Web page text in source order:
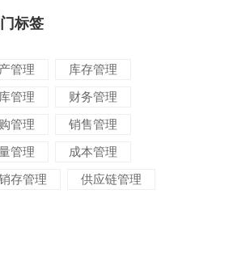
标签
管理
库存管理
管理
财务管理
管理
销售管理
管理
成本管理
存管理
供应链管理